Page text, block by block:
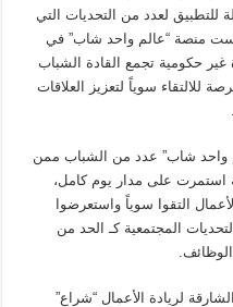
للتطبيق لعدد من التحديات التي
منصة “عالم واحد شاب” في
غير حكومية تجمع القادة الشباب
للالتقاء سوياً لتعزيز العلاقات
واحد شاب” عدد من الشباب ممن
في فعالية استمرت على مدار يوم كامل،
التقوا سوياً واستعرضوا
المجتمعية كـ الحد من
لريادة الأعمال “شراع”